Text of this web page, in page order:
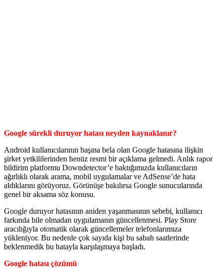
Google sürekli duruyor hatası neyden kaynaklanır?
Android kullanıcılarının başına bela olan Google hatasına ilişkin
şirket yetkililerinden henüz resmi bir açıklama gelmedi. Anlık rapor
bildirim platformu Downdetector’e baktığımızda kullanıcıların
ağırlıklı olarak arama, mobil uygulamalar ve AdSense’de hata
aldıklarını görüyoruz. Görünüşe bakılırsa Google sunucularında
genel bir aksama söz konusu.
Google duruyor hatasının aniden yaşanmasının sebebi, kullanıcı
farkında bile olmadan uygulamanın güncellenmesi. Play Store
aracılığıyla otomatik olarak güncellemeler telefonlarımıza
yükleniyor. Bu nedenle çok sayıda kişi bu sabah saatlerinde
beklenmedik bu hatayla karşılaşmaya başladı.
Google hatası çözümü